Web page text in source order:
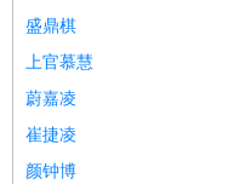
盛鼎棋
上官慕慧
蔚嘉凌
崔捷凌
颜钟博